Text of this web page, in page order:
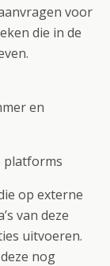
voor
die in de
en
platforms
op externe
van deze
uitvoeren.
nog